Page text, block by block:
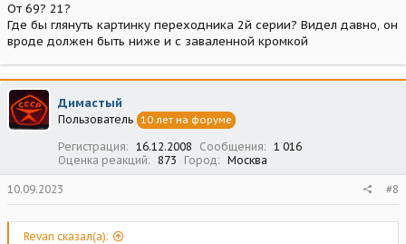
От 69? 21?
Где бы глянуть картинку переходника 2й серии? Видел давно, он
вроде должен быть ниже и с заваленной кромкой
Димастый
Пользователь 10 лет на форуме
Регистрация 16.12.2008 Сообщения
1 016
Оценка реакций
873 Город Москва
10.09.2023 #8
Revan сказал(а):